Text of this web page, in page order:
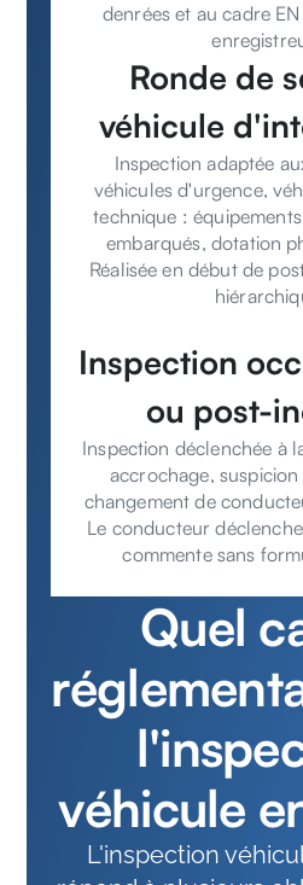
denrées et au cadre
Ronde de
véhicule
Inspection adaptée
véhicules d'urgence,
technique :
embarqués, dotation
Réalisée en début de
Inspection
ou post-
Inspection déclenchée à
accrochage,
changement de
Le conducteur
commente sans
Quel
véhicule
L'inspection